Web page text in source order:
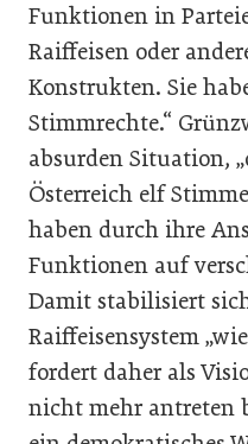
Funktionen in
Raiffeisen oder
Konstrukten. Sie
Stimmrechte.“
absurden Situation,
Österreich elf
haben durch ihre
Funktionen auf
Damit stabilisiert
Raiffeisensystem
fordert daher als
nicht mehr antreten